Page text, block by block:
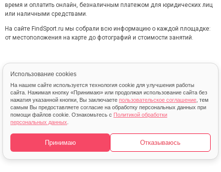
Использование cookies
На нашем сайте используется технология cookie для улучшения работы
сайта. Нажимая кнопку «Принимаю» или продолжая использование сайта без
нажатия указанной кнопки, Вы заключаете пользовательское соглашение , тем
самым Вы предоставляете согласие на обработку персональных данных при
помощи файлов cookie. Ознакомьтесь с Политикой обработки
персональных данных
Принимаю Отказываюсь
время и оплатить онлайн, безналичным платежом для юридических лиц
или наличными средствами.
На сайте FindSport.ru мы собрали всю информацию о каждой площадке:
от местоположения на карте до фотографий и стоимости занятий.
© 2013 – 2026 FindSport.ru